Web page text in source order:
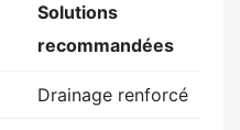
Solutions
recommandées
Drainage renforcé